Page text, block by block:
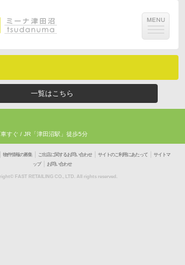
一覧はこちら
すぐ / JR「津田沼駅」徒歩5分
物件情報の募集｜ ご出店に関するお問い合わせ｜ サイトのご利用にあたって｜
サイトマ
ップ｜ お問い合わせ
FAST RETAILING CO., LTD. All rights reserved.